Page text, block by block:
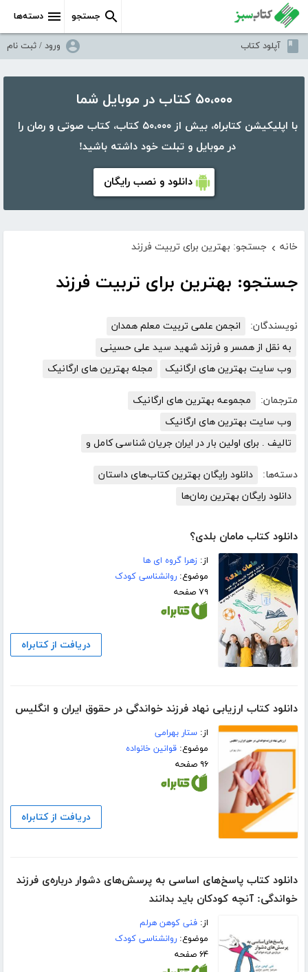
دسته‌ها جستجو
آپلود کتاب ورود / ثبت نام
۵۰،۰۰۰ کتاب در موبایل شما
با اپلیکیشن کتابراه، بیش از ۵۰،۰۰۰ کتاب، کتاب صوتی و رمان را
در موبایل و تبلت خود داشته باشید!
دانلود و نصب رایگان
خانه › جستجو: بهترین برای تربیت فرزند
جستجو: بهترین برای تربیت فرزند
نویسندگان:
انجمن علمی تربیت معلم همدان
به نقل از همسر و فرزند شهید سید علی حسینی
وب سایت بهترین های ارگانیک
مجله بهترین های ارگانیک
مترجمان:
مجموعه بهترین های ارگانیک
وب سایت بهترین های ارگانیک
تالیف . برای اولین بار در ایران جریان شناسی کامل و
دسته‌ها:
دانلود رایگان بهترین کتاب‌های داستان
دانلود رایگان بهترین رمان‌ها
دانلود کتاب مامان بلدی؟
از:زهرا گروه ای ها
موضوع:روانشناسی کودک
۷۹ صفحه
دریافت از کتابراه
دانلود کتاب ارزیابی نهاد فرزند خواندگی در حقوق ایران و انگلیس
از:ستار بهرامی
موضوع:قوانین خانواده
۹۶ صفحه
دریافت از کتابراه
دانلود کتاب پاسخ‌های اساسی به پرسش‌های دشوار درباره‌ی فرزند
خواندگی: آنچه کودکان باید بدانند
از:فنی کوهن هرلم
موضوع:روانشناسی کودک
۶۴ صفحه